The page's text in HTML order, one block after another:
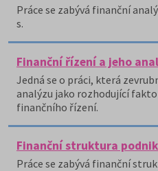
Práce se zabývá finanční
s.
Finanční řízení a jeho
Jedná se o práci, která
analýzu jako rozhodující
finančního řízení.
Finanční struktura
Práce se zabývá finanční